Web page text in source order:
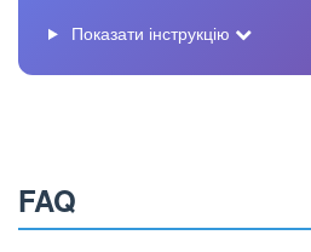
Показати інструкцію
FAQ